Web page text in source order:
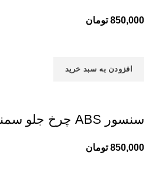
850,000 تومان
افزودن به سبد خرید
سنسور ABS چرخ جلو سمند کروز
850,000 تومان